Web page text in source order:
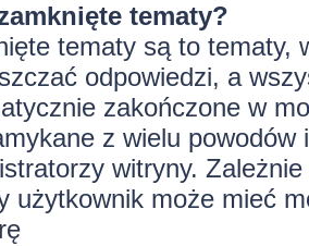
tematy?
tematy są to tematy,
odpowiedzi, a
zakończone w
z wielu
witryny.
użytkownik może mieć